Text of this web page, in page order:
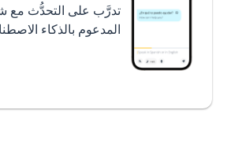
تدرَّب على التحدُّث مع
المدعوم بالذكاء